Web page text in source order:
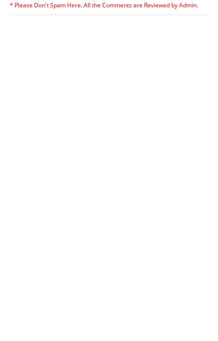
* Please Don't Spam Here. All the Comments are Reviewed by Admin.